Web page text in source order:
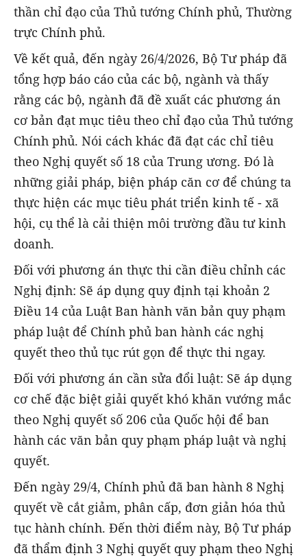
thần chỉ đạo của Thủ tướng Chính phủ, Thường
trực Chính phủ.
Về kết quả, đến ngày 26/4/2026, Bộ Tư pháp đã
tổng hợp báo cáo của các bộ, ngành và thấy
rằng các bộ, ngành đã đề xuất các phương án
cơ bản đạt mục tiêu theo chỉ đạo của Thủ tướng
Chính phủ. Nói cách khác đã đạt các chỉ tiêu
theo Nghị quyết số 18 của Trung ương. Đó là
những giải pháp, biện pháp căn cơ để chúng ta
thực hiện các mục tiêu phát triển kinh tế - xã
hội, cụ thể là cải thiện môi trường đầu tư kinh
doanh.
Đối với phương án thực thi cần điều chỉnh các
Nghị định: Sẽ áp dụng quy định tại khoản 2
Điều 14 của Luật Ban hành văn bản quy phạm
pháp luật để Chính phủ ban hành các nghị
quyết theo thủ tục rút gọn để thực thi ngay.
Đối với phương án cần sửa đổi luật: Sẽ áp dụng
cơ chế đặc biệt giải quyết khó khăn vướng mắc
theo Nghị quyết số 206 của Quốc hội để ban
hành các văn bản quy phạm pháp luật và nghị
quyết.
Đến ngày 29/4, Chính phủ đã ban hành 8 Nghị
quyết về cắt giảm, phân cấp, đơn giản hóa thủ
tục hành chính. Đến thời điểm này, Bộ Tư pháp
đã thẩm định 3 Nghị quyết quy phạm theo Nghị